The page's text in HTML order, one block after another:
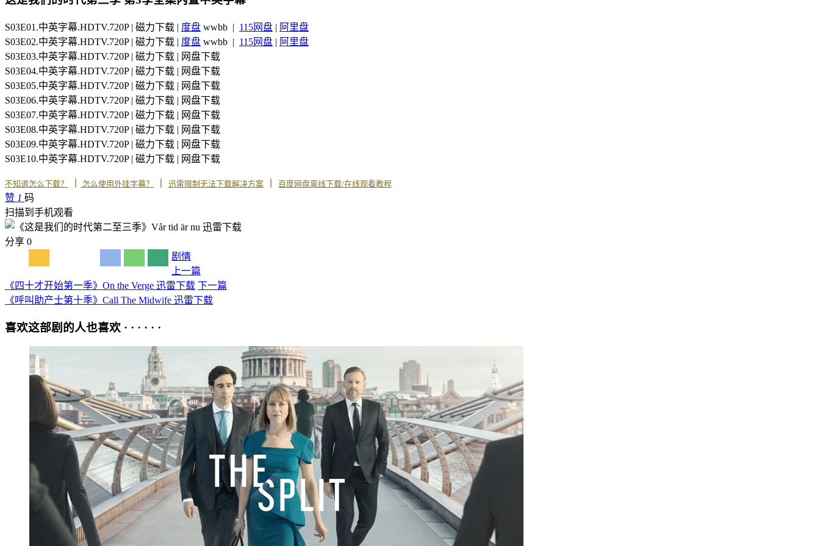
S03E01.中英字幕.HDTV.720P | 磁力下载 | 度盘 wwbb | 115网盘 | 阿里盘
S03E02.中英字幕.HDTV.720P | 磁力下载 | 度盘 wwbb | 115网盘 | 阿里盘
S03E03.中英字幕.HDTV.720P | 磁力下载 | 网盘下载
S03E04.中英字幕.HDTV.720P | 磁力下载 | 网盘下载
S03E05.中英字幕.HDTV.720P | 磁力下载 | 网盘下载
S03E06.中英字幕.HDTV.720P | 磁力下载 | 网盘下载
S03E07.中英字幕.HDTV.720P | 磁力下载 | 网盘下载
S03E08.中英字幕.HDTV.720P | 磁力下载 | 网盘下载
S03E09.中英字幕.HDTV.720P | 磁力下载 | 网盘下载
S03E10.中英字幕.HDTV.720P | 磁力下载 | 网盘下载
不知道怎么下载？ 怎么使用外挂字幕？ 迅雷限制无法下载解决方案 百度网盘离线下载/在线观看教程
赞 1 码
扫描到手机观看
分享 0
剧情
上一篇
《四十才开始第一季》On the Verge 迅雷下载 下一篇
《呼叫助产士第十季》Call The Midwife 迅雷下载
喜欢这部剧的人也喜欢 · · · · · ·